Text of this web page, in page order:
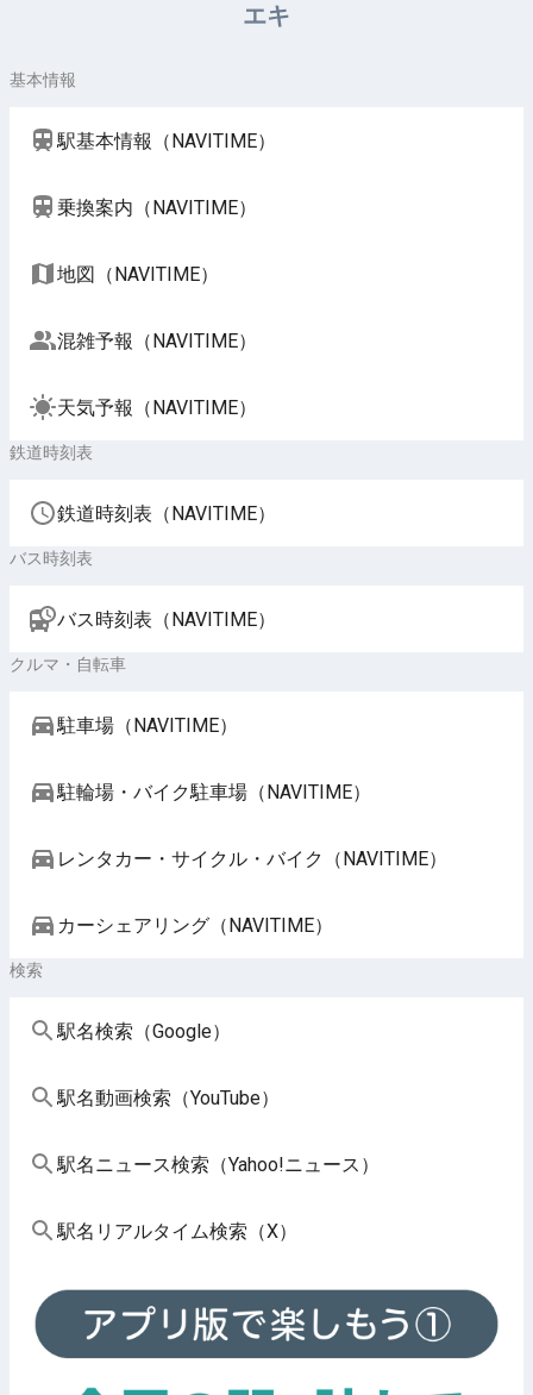
エキ
基本情報
駅基本情報（NAVITIME）
乗換案内（NAVITIME）
地図（NAVITIME）
混雑予報（NAVITIME）
天気予報（NAVITIME）
鉄道時刻表
鉄道時刻表（NAVITIME）
バス時刻表
バス時刻表（NAVITIME）
クルマ・自転車
駐車場（NAVITIME）
駐輪場・バイク駐車場（NAVITIME）
レンタカー・サイクル・バイク（NAVITIME）
カーシェアリング（NAVITIME）
検索
駅名検索（Google）
駅名動画検索（YouTube）
駅名ニュース検索（Yahoo!ニュース）
駅名リアルタイム検索（X）